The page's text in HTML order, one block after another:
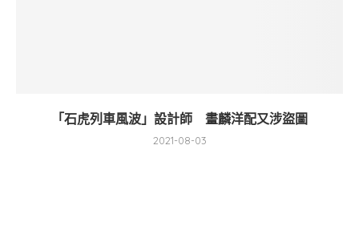
「石虎列車風波」設計師 畫麟洋配又涉盜圖
2021-08-03